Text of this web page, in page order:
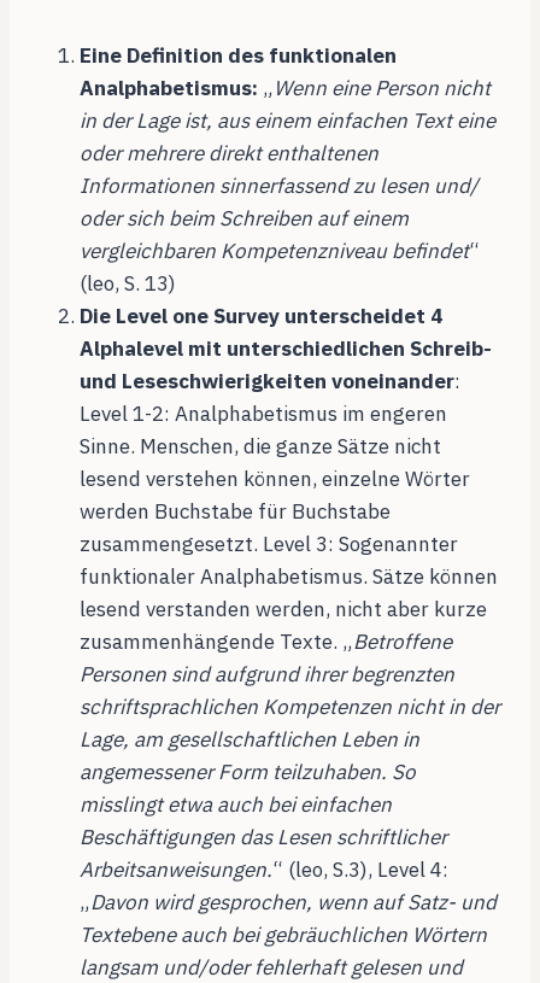
Eine Definition des funktionalen
Analphabetismus: „ Wenn eine Person nicht
in der Lage ist, aus einem einfachen Text eine
oder mehrere direkt enthaltenen
Informationen sinnerfassend zu lesen und/
oder sich beim Schreiben auf einem
vergleichbaren Kompetenzniveau befindet“
(leo, S. 13)
Die Level one Survey unterscheidet 4
Alphalevel mit unterschiedlichen Schreib-
und Leseschwierigkeiten voneinander:
Level 1-2: Analphabetismus im engeren
Sinne. Menschen, die ganze Sätze nicht
lesend verstehen können, einzelne Wörter
werden Buchstabe für Buchstabe
zusammengesetzt. Level 3: Sogenannter
funktionaler Analphabetismus. Sätze können
lesend verstanden werden, nicht aber kurze
zusammenhängende Texte. „Betroffene
Personen sind aufgrund ihrer begrenzten
schriftsprachlichen Kompetenzen nicht in der
Lage, am gesellschaftlichen Leben in
angemessener Form teilzuhaben. So
misslingt etwa auch bei einfachen
Beschäftigungen das Lesen schriftlicher
Arbeitsanweisungen.“ (leo, S.3), Level 4:
„Davon wird gesprochen, wenn auf Satz- und
Textebene auch bei gebräuchlichen Wörtern
langsam und/oder fehlerhaft gelesen und